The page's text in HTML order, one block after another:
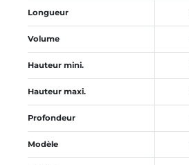
Longueur
Volume
Hauteur mini.
Hauteur maxi.
Profondeur
Modèle